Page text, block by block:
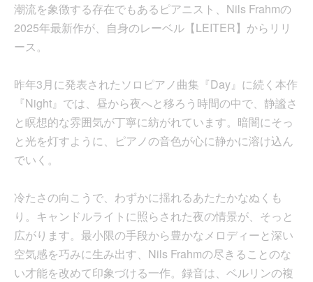
潮流を象徴する存在でもあるピアニスト、Nils Frahmの
2025年最新作が、自身のレーベル【LEITER】からリリ
ース。
昨年3月に発表されたソロピアノ曲集『Day』に続く本作
『Night』では、昼から夜へと移ろう時間の中で、静謐さ
と瞑想的な雰囲気が丁寧に紡がれています。暗闇にそっ
と光を灯すように、ピアノの音色が心に静かに溶け込ん
でいく。
冷たさの向こうで、わずかに揺れるあたたかなぬくも
り。キャンドルライトに照らされた夜の情景が、そっと
広がります。最小限の手段から豊かなメロディーと深い
空気感を巧みに生み出す、Nils Frahmの尽きることのな
い才能を改めて印象づける一作。録音は、ベルリンの複